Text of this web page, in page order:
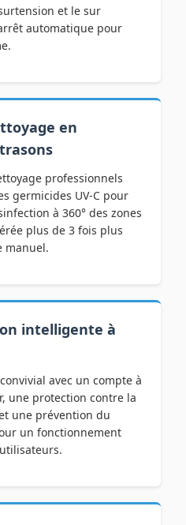
et le sur
automatique pour
en
professionnels
germicides UV-C pour
à 360° des zones
plus de 3 fois plus
manuel.
intelligente à
avec un compte à
une protection contre la
une prévention du
un fonctionnement